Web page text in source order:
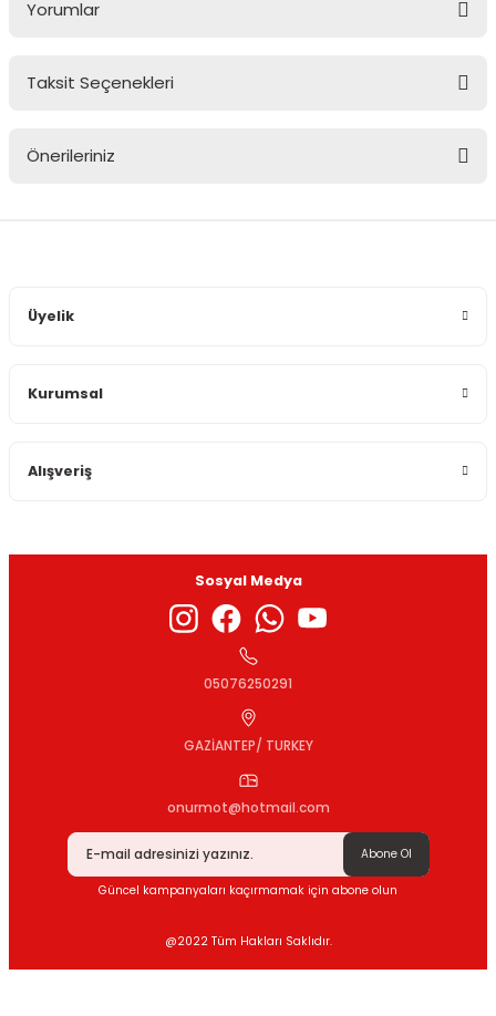
Yorumlar
Taksit Seçenekleri
Önerileriniz
Ürün bilgilerinde hatalar bulunuyor.
Gönder
Üyelik
Kurumsal
Alışveriş
Sosyal Medya
05076250291
GAZİANTEP/ TURKEY
onurmot@hotmail.com
Abone Ol
Güncel kampanyaları kaçırmamak için abone olun
@2022 Tüm Hakları Saklıdır.